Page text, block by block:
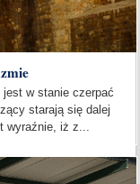
w stanie czerpać
starają się dalej
wyraźnie, iż z...